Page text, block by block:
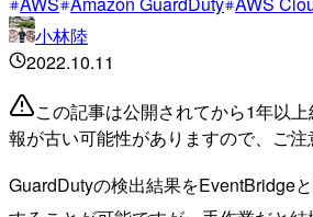
小林陸
2022.10.11
この記事は公開されてから1年以
報が古い可能性がありますので、ご注
GuardDutyの検出結果をEventBridge